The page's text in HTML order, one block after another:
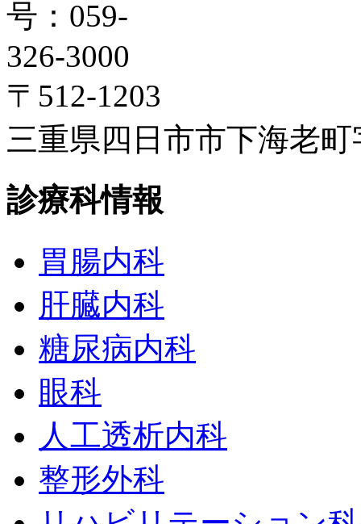
〒512-1203
三重県四日市市下海老町
診療科情報
胃腸内科
肝臓内科
糖尿病内科
眼科
人工透析内科
整形外科